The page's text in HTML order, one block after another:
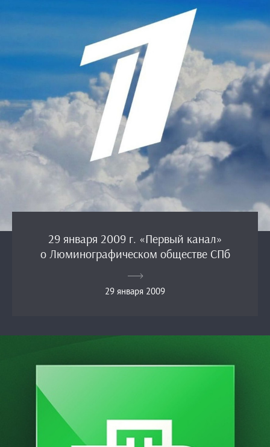
29 января 2009 г. «Первый канал»
о Люминографическом обществе СПб
29 января 2009